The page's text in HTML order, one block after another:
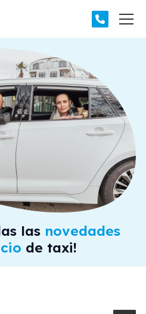
las novedades
de taxi!